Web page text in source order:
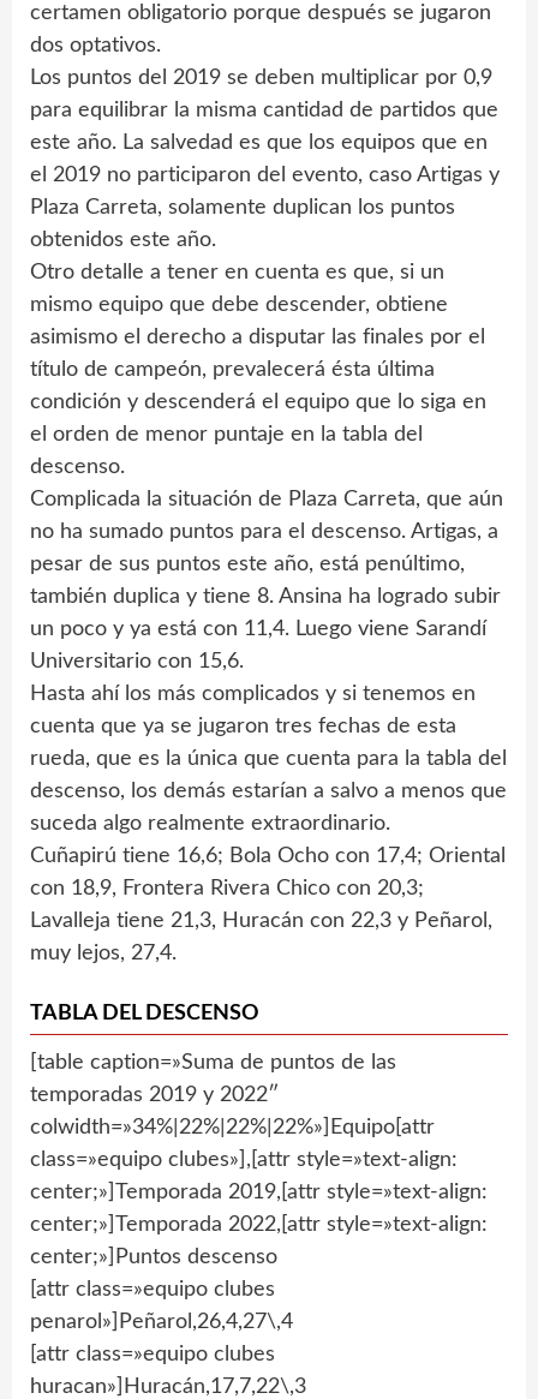
certamen obligatorio porque después se jugaron
dos optativos.
Los puntos del 2019 se deben multiplicar por 0,9
para equilibrar la misma cantidad de partidos que
este año. La salvedad es que los equipos que en
el 2019 no participaron del evento, caso Artigas y
Plaza Carreta, solamente duplican los puntos
obtenidos este año.
Otro detalle a tener en cuenta es que, si un
mismo equipo que debe descender, obtiene
asimismo el derecho a disputar las finales por el
título de campeón, prevalecerá ésta última
condición y descenderá el equipo que lo siga en
el orden de menor puntaje en la tabla del
descenso.
Complicada la situación de Plaza Carreta, que aún
no ha sumado puntos para el descenso. Artigas, a
pesar de sus puntos este año, está penúltimo,
también duplica y tiene 8. Ansina ha logrado subir
un poco y ya está con 11,4. Luego viene Sarandí
Universitario con 15,6.
Hasta ahí los más complicados y si tenemos en
cuenta que ya se jugaron tres fechas de esta
rueda, que es la única que cuenta para la tabla del
descenso, los demás estarían a salvo a menos que
suceda algo realmente extraordinario.
Cuñapirú tiene 16,6; Bola Ocho con 17,4; Oriental
con 18,9, Frontera Rivera Chico con 20,3;
Lavalleja tiene 21,3, Huracán con 22,3 y Peñarol,
muy lejos, 27,4.
TABLA DEL DESCENSO
[table caption=»Suma de puntos de las
temporadas 2019 y 2022″
colwidth=»34%|22%|22%|22%»]Equipo[attr
class=»equipo clubes»],[attr style=»text-align:
center;»]Temporada 2019,[attr style=»text-align:
center;»]Temporada 2022,[attr style=»text-align:
center;»]Puntos descenso
[attr class=»equipo clubes
penarol»]Peñarol,26,4,27\,4
[attr class=»equipo clubes
huracan»]Huracán,17,7,22\,3